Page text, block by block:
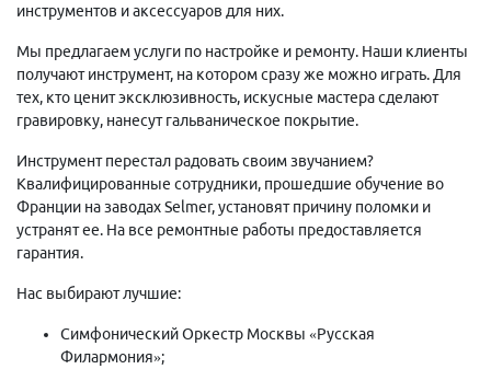
инструментов и аксессуаров для них.
Мы предлагаем услуги по настройке и ремонту. Наши клиенты
получают инструмент, на котором сразу же можно играть. Для
тех, кто ценит эксклюзивность, искусные мастера сделают
гравировку, нанесут гальваническое покрытие.
Инструмент перестал радовать своим звучанием?
Квалифицированные сотрудники, прошедшие обучение во
Франции на заводах Selmer, установят причину поломки и
устранят ее. На все ремонтные работы предоставляется
гарантия.
Нас выбирают лучшие:
Симфонический Оркестр Москвы «Русская
Филармония»;